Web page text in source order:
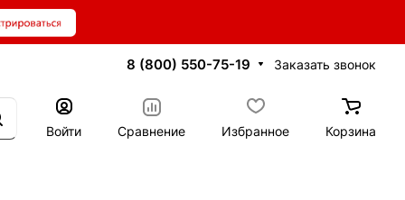
8 (800) 550-75-19 Заказать звонок
Войти Сравнение Избранное Корзина